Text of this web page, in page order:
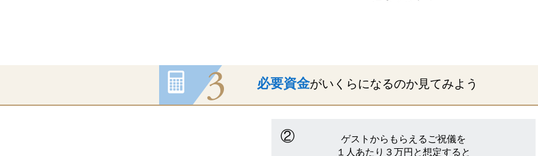
必要資金がいくらになるのか見てみよう
ゲストからもらえるご祝儀を
１人あたり３万円と想定すると